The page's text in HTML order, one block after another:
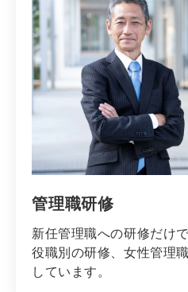
管理職研修
新任管理職への研修だけ
役職別の研修、女性管理
しています。